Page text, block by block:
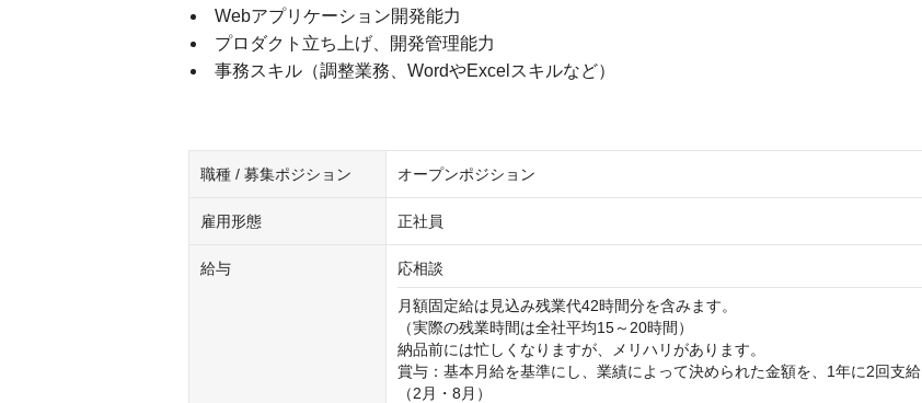
Webアプリケーション開発能力
プロダクト立ち上げ、開発管理能力
事務スキル（調整業務、WordやExcelスキルなど）
職種 / 募集ポジション オープンポジション
雇用形態 正社員
給与 応相談
月額固定給は見込み残業代42時間分を含みます。
（実際の残業時間は全社平均15～20時間）
納品前には忙しくなりますが、メリハリがあります。
賞与：基本月給を基準にし、業績によって決められた金額を、1年に2回支給
（2月・8月）